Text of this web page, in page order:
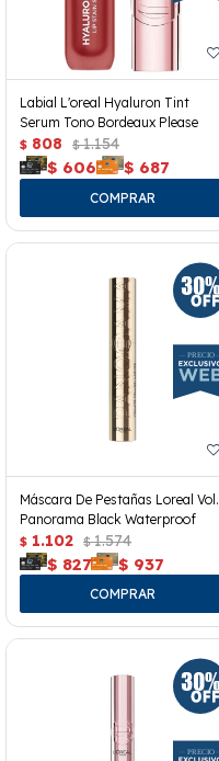
Labial L'oreal Hyaluron Tint
Serum Tono Bordeaux Please
$ 808 $ 1.154
$ 606 $ 687
Máscara De Pestañas Loreal Vol.
Panorama Black Waterproof
$ 1.102 $ 1.574
$ 827 $ 937